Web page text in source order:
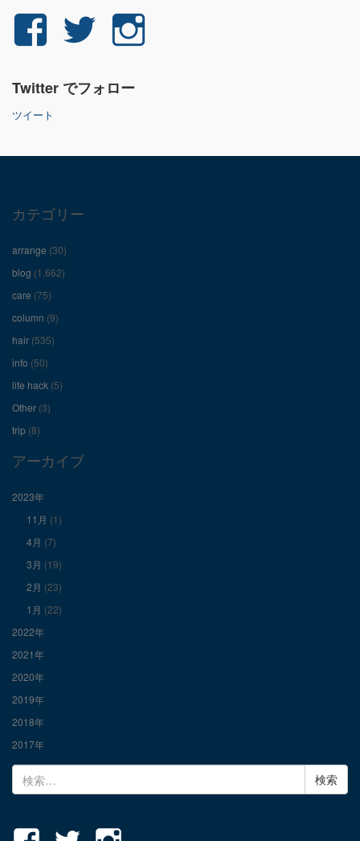
yuichi.fujita.351
ん
ロ
フ
ィ
ー
ル
を
Facebook
で
示
yu_1_fjt
ん
Twitter でフォロー
ツイート
カテゴリー
arrange (30)
blog (1,662)
care (75)
column (9)
hair (535)
info (50)
life hack (5)
Other (3)
trip (8)
アーカイブ
2023年
11月 (1)
4月 (7)
3月 (19)
2月 (23)
1月 (22)
2022年
2021年
2020年
2019年
2018年
2017年
検
索: